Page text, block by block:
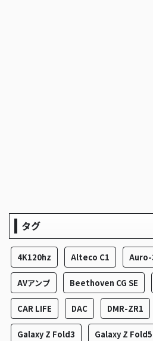
タグ
4K120hz Alteco C1 Auro-
AVアンプ Beethoven CG SE
CAR LIFE DAC DMR-ZR1
Galaxy Z Fold3 Galaxy Z Fold5